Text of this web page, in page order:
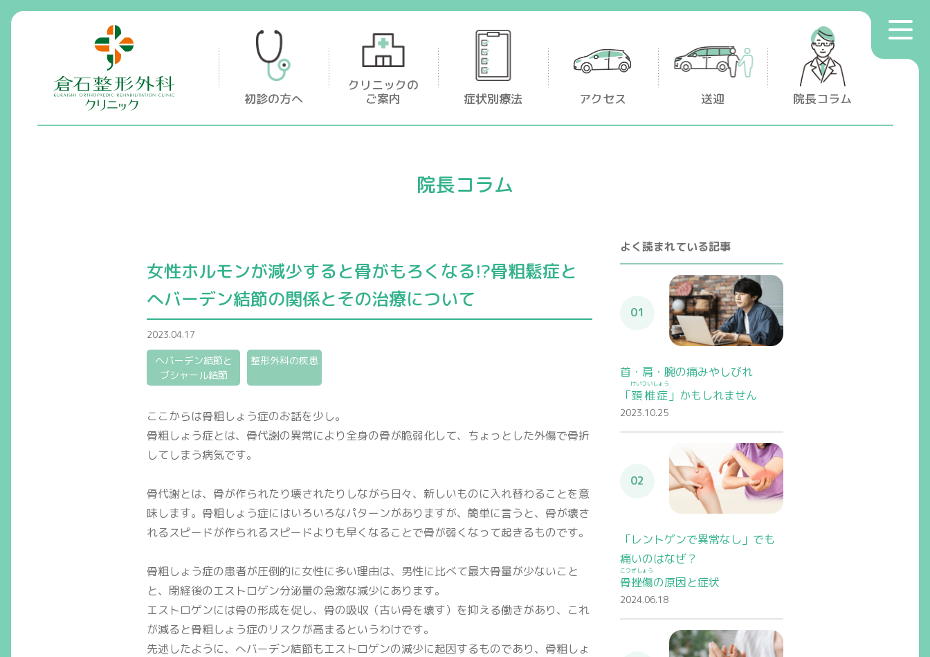
倉石整形外科クリニック
初診の方へ
クリニックの
ご案内
症状別療法 アクセス 送迎 院長コラム
toggle
足首・足が痛い
マイナンバー保険証利用について
院長コラム
女性ホルモンが減少すると骨がもろくなる!?骨粗鬆症と
へバーデン結節の関係とその治療について
2023.04.17
ヘバーデン結節と
ブシャール結節
整形外科の疾患
ここからは骨粗しょう症のお話を少し。
骨粗しょう症とは、骨代謝の異常により全身の骨が脆弱化して、ちょっとした外傷で骨折
してしまう病気です。
骨代謝とは、骨が作られたり壊されたりしながら日々、新しいものに入れ替わることを意
味します。骨粗しょう症にはいろいろなパターンがありますが、簡単に言うと、骨が壊さ
れるスピードが作られるスピードよりも早くなることで骨が弱くなって起きるものです。
骨粗しょう症の患者が圧倒的に女性に多い理由は、男性に比べて最大骨量が少ないこと
と、閉経後のエストロゲン分泌量の急激な減少にあります。
エストロゲンには骨の形成を促し、骨の吸収（古い骨を壊す）を抑える働きがあり、これ
が減ると骨粗しょう症のリスクが高まるというわけです。
先述したように、へバーデン結節もエストロゲンの減少に起因するものであり、骨粗しょ
よく読まれている記事
01
首・肩・腕の痛みやしびれ
「頚椎症
けいついしょう
」かもしれません
2023.10.25
02
「レントゲンで異常なし」でも
痛いのはなぜ？
骨挫傷
こつざしょう
の原因と症状
2024.06.18